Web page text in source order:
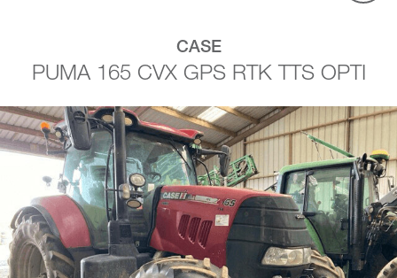
CASE
PUMA 165 CVX GPS RTK TTS OPTI